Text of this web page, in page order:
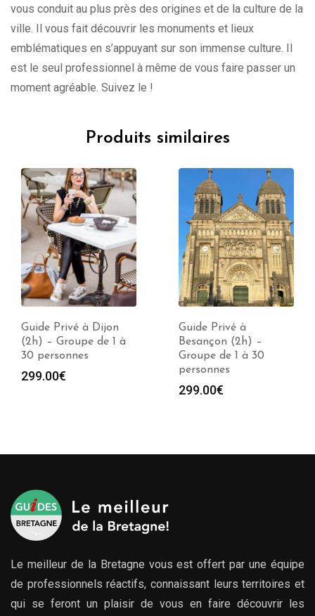
vous conduit au plus près des origines et de la culture de la
ville. Il vous fait découvrir les monuments et lieux
emblématiques en s’appuyant sur son immense culture. Il
est le seul professionnel à même de vous faire passer un
moment agréable. Suivez le !
Produits similaires
Guide Privé à Dijon
(2h) – Groupe de 1 à
30 personnes
299.00€
Guide Privé à
Besançon (2h) –
Groupe de 1 à 30
personnes
299.00€
Le meilleur de la Bretagne vous est offert par une équipe
de professionnels réactifs, connaissant leurs territoires et
qui se feront un plaisir de vous en faire découvrir les